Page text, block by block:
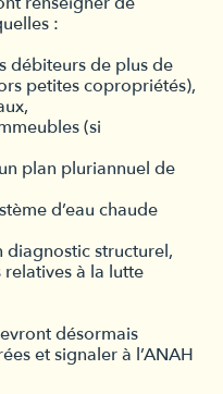
:
débiteurs de plus de
petites copropriétés),
(si
plan pluriannuel de
d’eau chaude
diagnostic structurel,
à la lutte
désormais
et signaler à l’ANAH